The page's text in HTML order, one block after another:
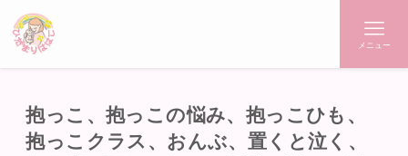
メニュー
抱っこ、抱っこの悩み、抱っこひも、
抱っこクラス、おんぶ、置くと泣く、